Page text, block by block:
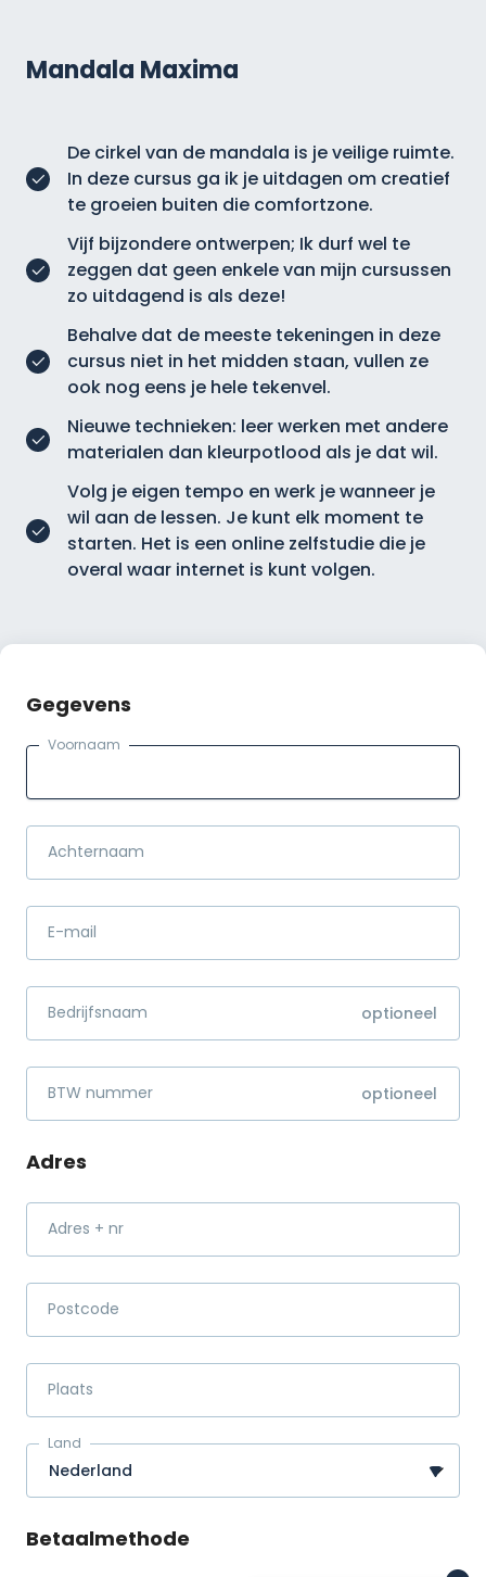
Mandala Maxima
De cirkel van de mandala is je veilige ruimte.
In deze cursus ga ik je uitdagen om creatief
te groeien buiten die comfortzone.
Vijf bijzondere ontwerpen; Ik durf wel te
zeggen dat geen enkele van mijn cursussen
zo uitdagend is als deze!
Behalve dat de meeste tekeningen in deze
cursus niet in het midden staan, vullen ze
ook nog eens je hele tekenvel.
Nieuwe technieken: leer werken met andere
materialen dan kleurpotlood als je dat wil.
Volg je eigen tempo en werk je wanneer je
wil aan de lessen. Je kunt elk moment te
starten. Het is een online zelfstudie die je
overal waar internet is kunt volgen.
Gegevens
Voornaam
Achternaam
E-mail
Bedrijfsnaam
BTW nummer
Adres
Adres + nr
Postcode
Plaats
Land
Betaalmethode